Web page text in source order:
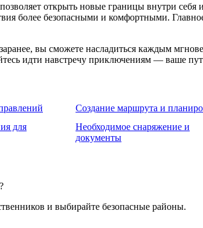
открыть новые границы внутри
более безопасными и комфортными.
вы сможете насладиться каждым
идти навстречу приключениям — ваше
Создание маршрута и
для
Необходимое снаряжение и
документы
и выбирайте безопасные районы.